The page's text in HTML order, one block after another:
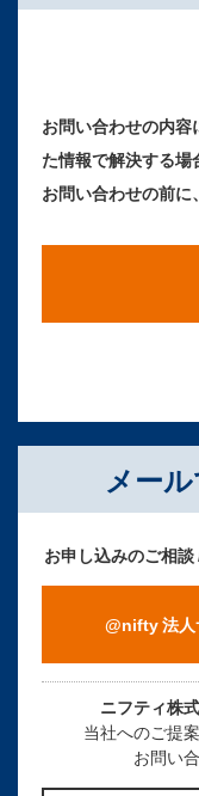
お問い合わせの内容
た情報で解決する場
お問い合わせの前に
メー
お申し込みのご相
@nifty 法人
ニフティ株
当社へのご提
お問い